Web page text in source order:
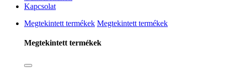
Kapcsolat
Megtekintett termékek Megtekintett termékek
Megtekintett termékek